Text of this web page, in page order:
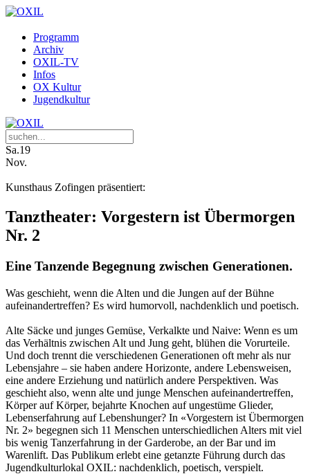
Programm
Archiv
OXIL-TV
Infos
OX Kultur
Jugendkultur
Sa.19
Nov.
Kunsthaus Zofingen präsentiert:
Tanztheater: Vorgestern ist Übermorgen
Nr. 2
Eine Tanzende Begegnung zwischen Generationen.
Was geschieht, wenn die Alten und die Jungen auf der Bühne
aufeinandertreffen? Es wird humorvoll, nachdenklich und poetisch.
Alte Säcke und junges Gemüse, Verkalkte und Naive: Wenn es um
das Verhältnis zwischen Alt und Jung geht, blühen die Vorurteile.
Und doch trennt die verschiedenen Generationen oft mehr als nur
Lebensjahre – sie haben andere Horizonte, andere Lebensweisen,
eine andere Erziehung und natürlich andere Perspektiven. Was
geschieht also, wenn alte und junge Menschen aufeinandertreffen,
Körper auf Körper, bejahrte Knochen auf ungestüme Glieder,
Lebenserfahrung auf Lebenshunger? In «Vorgestern ist Übermorgen
Nr. 2» begegnen sich 11 Menschen unterschiedlichen Alters mit viel
bis wenig Tanzerfahrung in der Garderobe, an der Bar und im
Warenlift. Das Publikum erlebt eine getanzte Führung durch das
Jugendkulturlokal OXIL: nachdenklich, poetisch, verspielt.